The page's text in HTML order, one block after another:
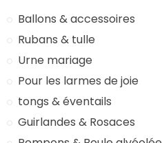
Ballons & accessoires
Rubans & tulle
Urne mariage
Pour les larmes de joie
tongs & éventails
Guirlandes & Rosaces